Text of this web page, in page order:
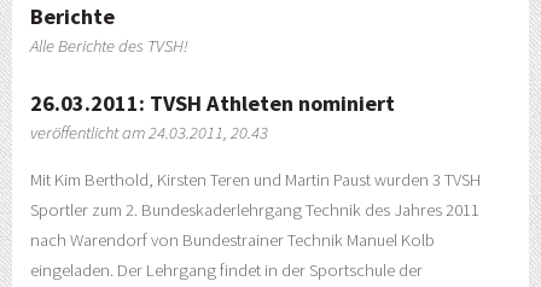
Berichte
Alle Berichte des TVSH!
26.03.2011: TVSH Athleten nominiert
veröffentlicht am 24.03.2011, 20.43
Mit Kim Berthold, Kirsten Teren und Martin Paust wurden 3 TVSH
Sportler zum 2. Bundeskaderlehrgang Technik des Jahres 2011
nach Warendorf von Bundestrainer Technik Manuel Kolb
eingeladen. Der Lehrgang findet in der Sportschule der